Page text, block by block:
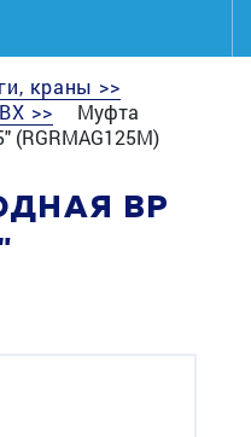
краны >>
>>
Муфта
(RGRMAG125M)
ВР